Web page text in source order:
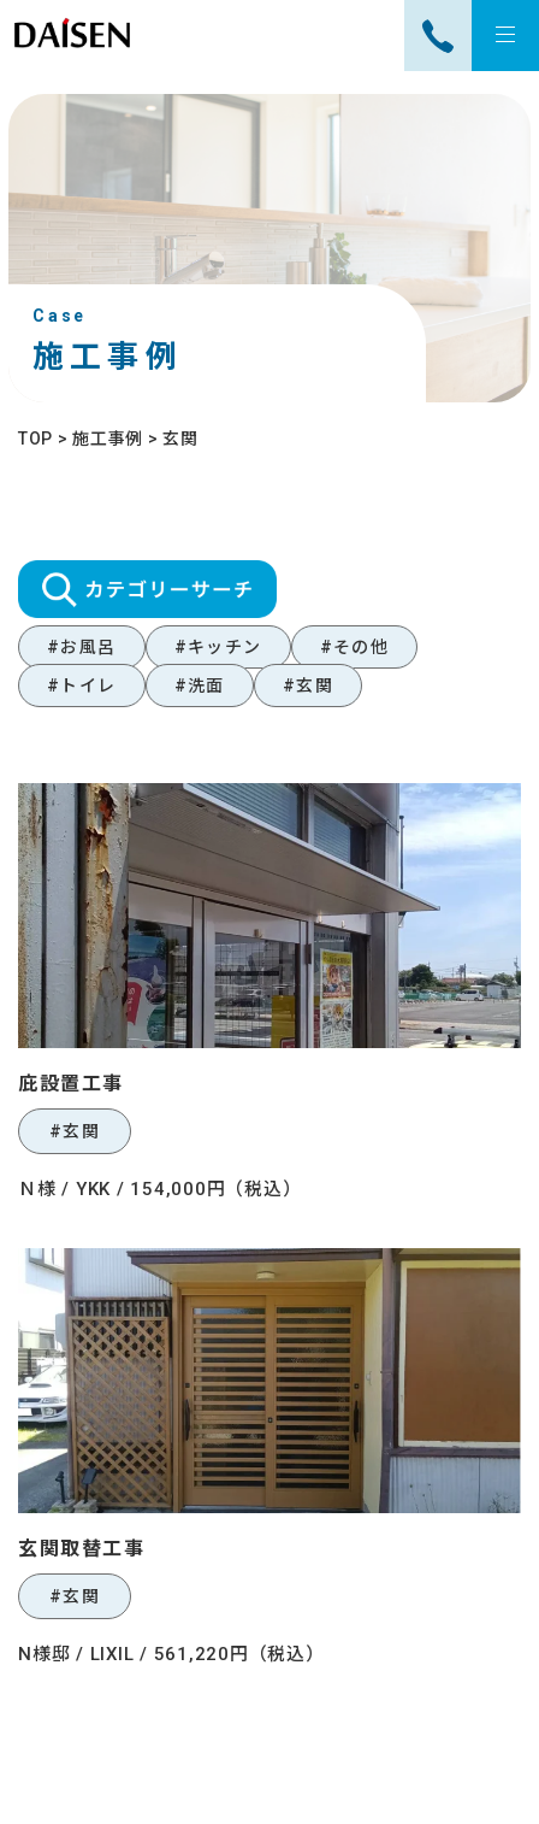
Case
施工事例
TOP >施工事例 >玄関
#お風呂 #キッチン
#その他
#トイレ
#洗面 #玄関
庇設置工事
#玄関
Ｎ様 / YKK / 154,000円（税込）
玄関取替工事
#玄関
N様邸 / LIXIL / 561,220円（税込）